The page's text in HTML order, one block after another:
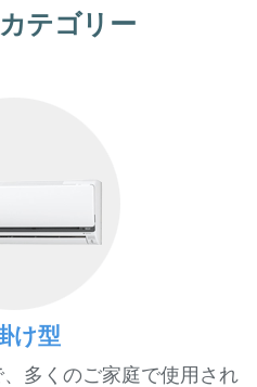
テゴリー
け型
多くのご家庭で使用され